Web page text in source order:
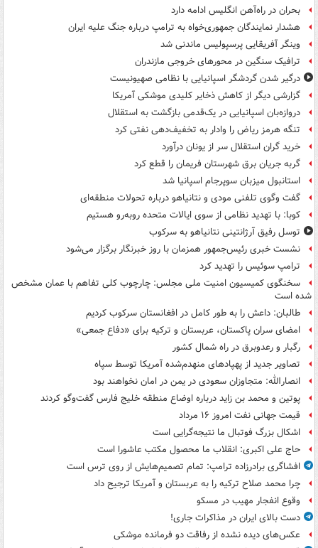
بحران در راه‌آهن انگلیس ادامه دارد
هشدار نمایندگان جمهوری‌خواه به ترامپ درباره جنگ علیه ایران
وینگر آفریقایی پرسپولیس ماندنی شد
ترافیک سنگین در محورهای خروجی مازندران
درگیر شدن گردشگر اسپانیایی با نظامی صهیونیست
گزارشی دیگر از کاهش ذخایر کلیدی موشکی آمریکا
دروازه‌بان اسپانیایی در یک‌قدمی بازگشت به استقلال
تنگه هرمز ریاض را وادار به تخفیف‌دهی نفتی کرد
خرید گران استقلال سر از یونان درآورد
گربه جریان برق شهرستان فریمان را قطع کرد
استانبول میزبان سوپرجام اسپانیا شد
گفت وگوی تلفنی مودی و نتانیاهو درباره تحولات منطقه‌ای
کوبا: با تهدید نظامی از سوی ایالات متحده روبه‌رو هستیم
توسل رفیق آرژانتینی نتانیاهو به سرکوب
نشست خبری رئیس‌جمهور همزمان با روز خبرنگار برگزار می‌شود
ترامپ سوئیس را تهدید کرد
سخنگوی کمیسیون امنیت ملی مجلس: چارچوب کلی تفاهم با عمان مشخص
شده است
طالبان: داعش را به طور کامل در افغانستان سرکوب کردیم
امضای سران پاکستان، عربستان و ترکیه برای «دفاع جمعی»
رگبار و رعدوبرق در راه شمال کشور
تصاویر جدید از پهپادهای منهدم‌شده آمریکا توسط سپاه
انصارالله: متجاوزان سعودی در یمن در امان نخواهند بود
پوتین و محمد بن زاید درباره اوضاع منطقه خلیج فارس گفت‌وگو کردند
قیمت جهانی نفت امروز ۱۶ مرداد
اشکال بزرگ فوتبال ما نتیجه‌گرایی است
حاج علی اکبری: انقلاب ما محصول مکتب عاشورا است
افشاگری برادرزاده ترامپ: تمام تصمیم‌هایش از روی ترس است
چرا محمد صلاح ترکیه را به عربستان و آمریکا ترجیح داد
وقوع انفجار مهیب در مسکو
دست بالای ایران در مذاکرات جاری!
عکس‌های دیده نشده از رفاقت دو فرمانده‌ موشکی